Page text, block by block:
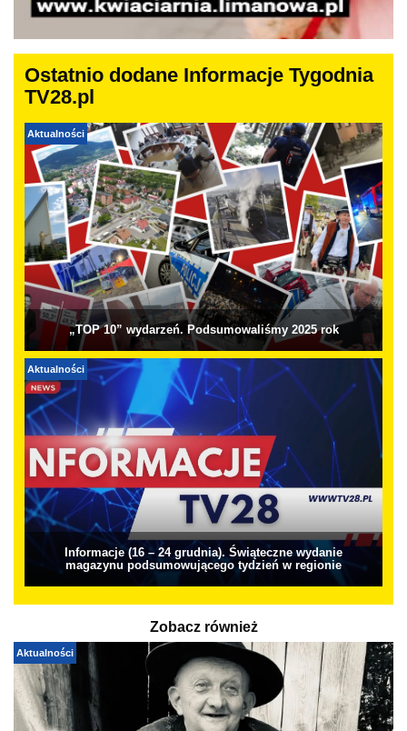
Ostatnio dodane Informacje Tygodnia
TV28.pl
Aktualności
„TOP 10” wydarzeń. Podsumowaliśmy 2025 rok
Aktualności
Informacje (16 – 24 grudnia). Świąteczne wydanie
magazynu podsumowującego tydzień w regionie
Zobacz również
Aktualności